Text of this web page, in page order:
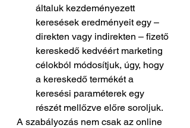
általuk kezdeményezett
keresések eredményeit egy –
direkten vagy indirekten – fizető
kereskedő kedvéért marketing
célokból módosítjuk, úgy, hogy
a kereskedő termékét a
keresési paraméterek egy
részét mellőzve előre soroljuk.
A szabályozás nem csak az online